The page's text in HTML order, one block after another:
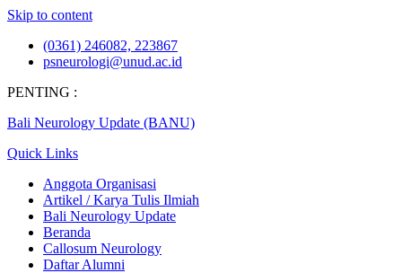
Skip to content
(0361) 246082, 223867
psneurologi@unud.ac.id
PENTING :
Bali Neurology Update (BANU)
Quick Links
Anggota Organisasi
Artikel / Karya Tulis Ilmiah
Bali Neurology Update
Beranda
Callosum Neurology
Daftar Alumni